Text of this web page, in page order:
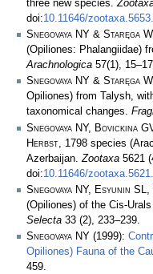
three new species.
doi:10.11646/
Snegovaya NY & Staręga W
(Opiliones: Phalangiidae)
Arachnologica 57(1),
Snegovaya NY & Staręga W
Opiliones) from Talysh,
taxonomical changes.
Snegovaya NY, Bovickina
Herbst , 1798 species
Azerbaijan. Zootaxa 5621
doi:10.11646/
Snegovaya NY, Esyunin
(Opiliones) of the Cis-
Selecta 33 (2), 233–239.
Snegovaya NY (1999):
Opiliones) Fauna of the
459.